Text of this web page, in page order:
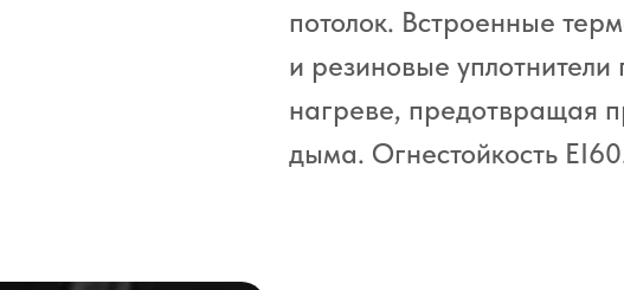
потолок. Встроенные
и резиновые
нагреве, предотвращая
дыма. Огнестойкость